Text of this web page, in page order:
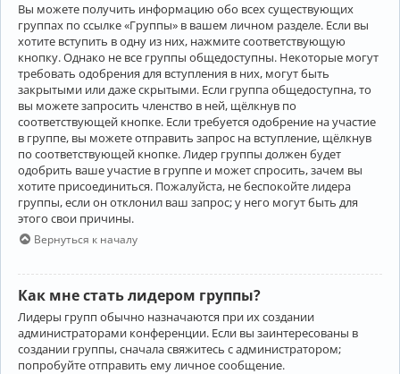
Вы можете получить информацию обо всех существующих
группах по ссылке «Группы» в вашем личном разделе. Если вы
хотите вступить в одну из них, нажмите соответствующую
кнопку. Однако не все группы общедоступны. Некоторые могут
требовать одобрения для вступления в них, могут быть
закрытыми или даже скрытыми. Если группа общедоступна, то
вы можете запросить членство в ней, щёлкнув по
соответствующей кнопке. Если требуется одобрение на участие
в группе, вы можете отправить запрос на вступление, щёлкнув
по соответствующей кнопке. Лидер группы должен будет
одобрить ваше участие в группе и может спросить, зачем вы
хотите присоединиться. Пожалуйста, не беспокойте лидера
группы, если он отклонил ваш запрос; у него могут быть для
этого свои причины.
Вернуться к началу
Как мне стать лидером группы?
Лидеры групп обычно назначаются при их создании
администраторами конференции. Если вы заинтересованы в
создании группы, сначала свяжитесь с администратором;
попробуйте отправить ему личное сообщение.